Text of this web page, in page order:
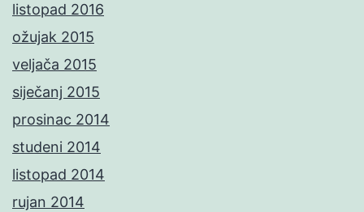
listopad 2016
ožujak 2015
veljača 2015
siječanj 2015
prosinac 2014
studeni 2014
listopad 2014
rujan 2014